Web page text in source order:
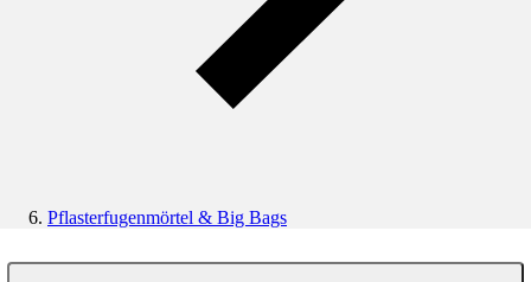
Pflasterfugenmörtel & Big Bags